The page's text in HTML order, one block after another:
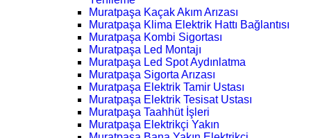
Muratpaşa Kaçak Akım Arızası
Muratpaşa Klima Elektrik Hattı Bağlantısı
Muratpaşa Kombi Sigortası
Muratpaşa Led Montajı
Muratpaşa Led Spot Aydınlatma
Muratpaşa Sigorta Arızası
Muratpaşa Elektrik Tamir Ustası
Muratpaşa Elektrik Tesisat Ustası
Muratpaşa Taahhüt İşleri
Muratpaşa Elektrikçi Yakın